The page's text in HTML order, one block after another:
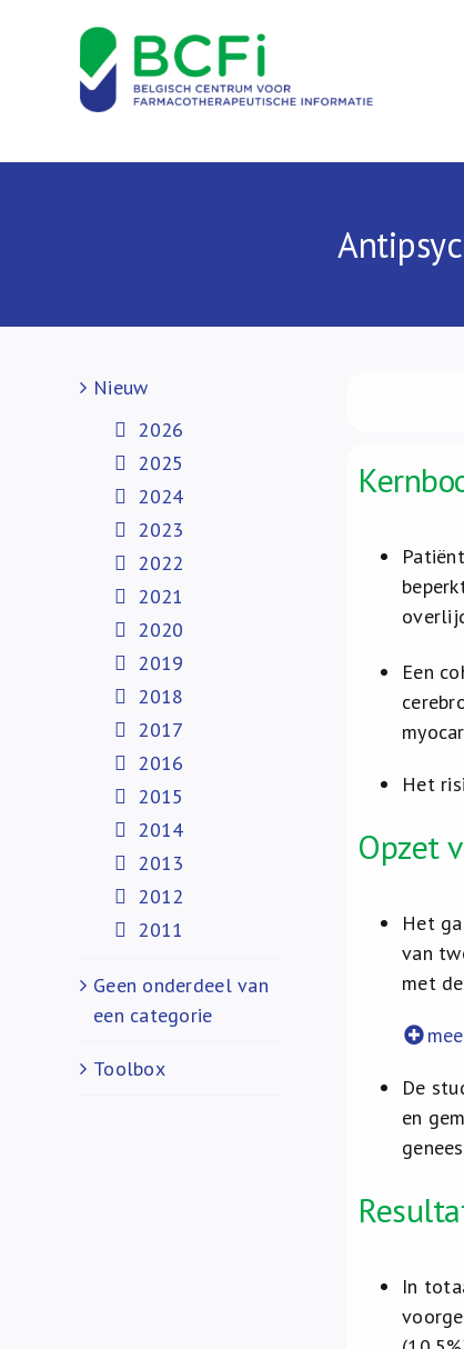
Een
Het
Opzet
Het
van
met
De
en
In
Nieuw
2026
2025
2024
2023
2022
2021
2020
2019
2018
2017
2016
2015
2014
2013
2012
2011
Geen onderdeel van
een categorie
Toolbox